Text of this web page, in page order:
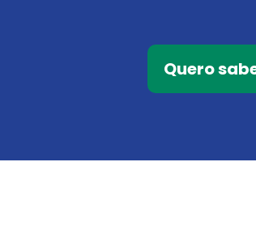
Quero